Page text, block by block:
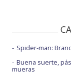
Spider-man:
Buena suerte,
mueras